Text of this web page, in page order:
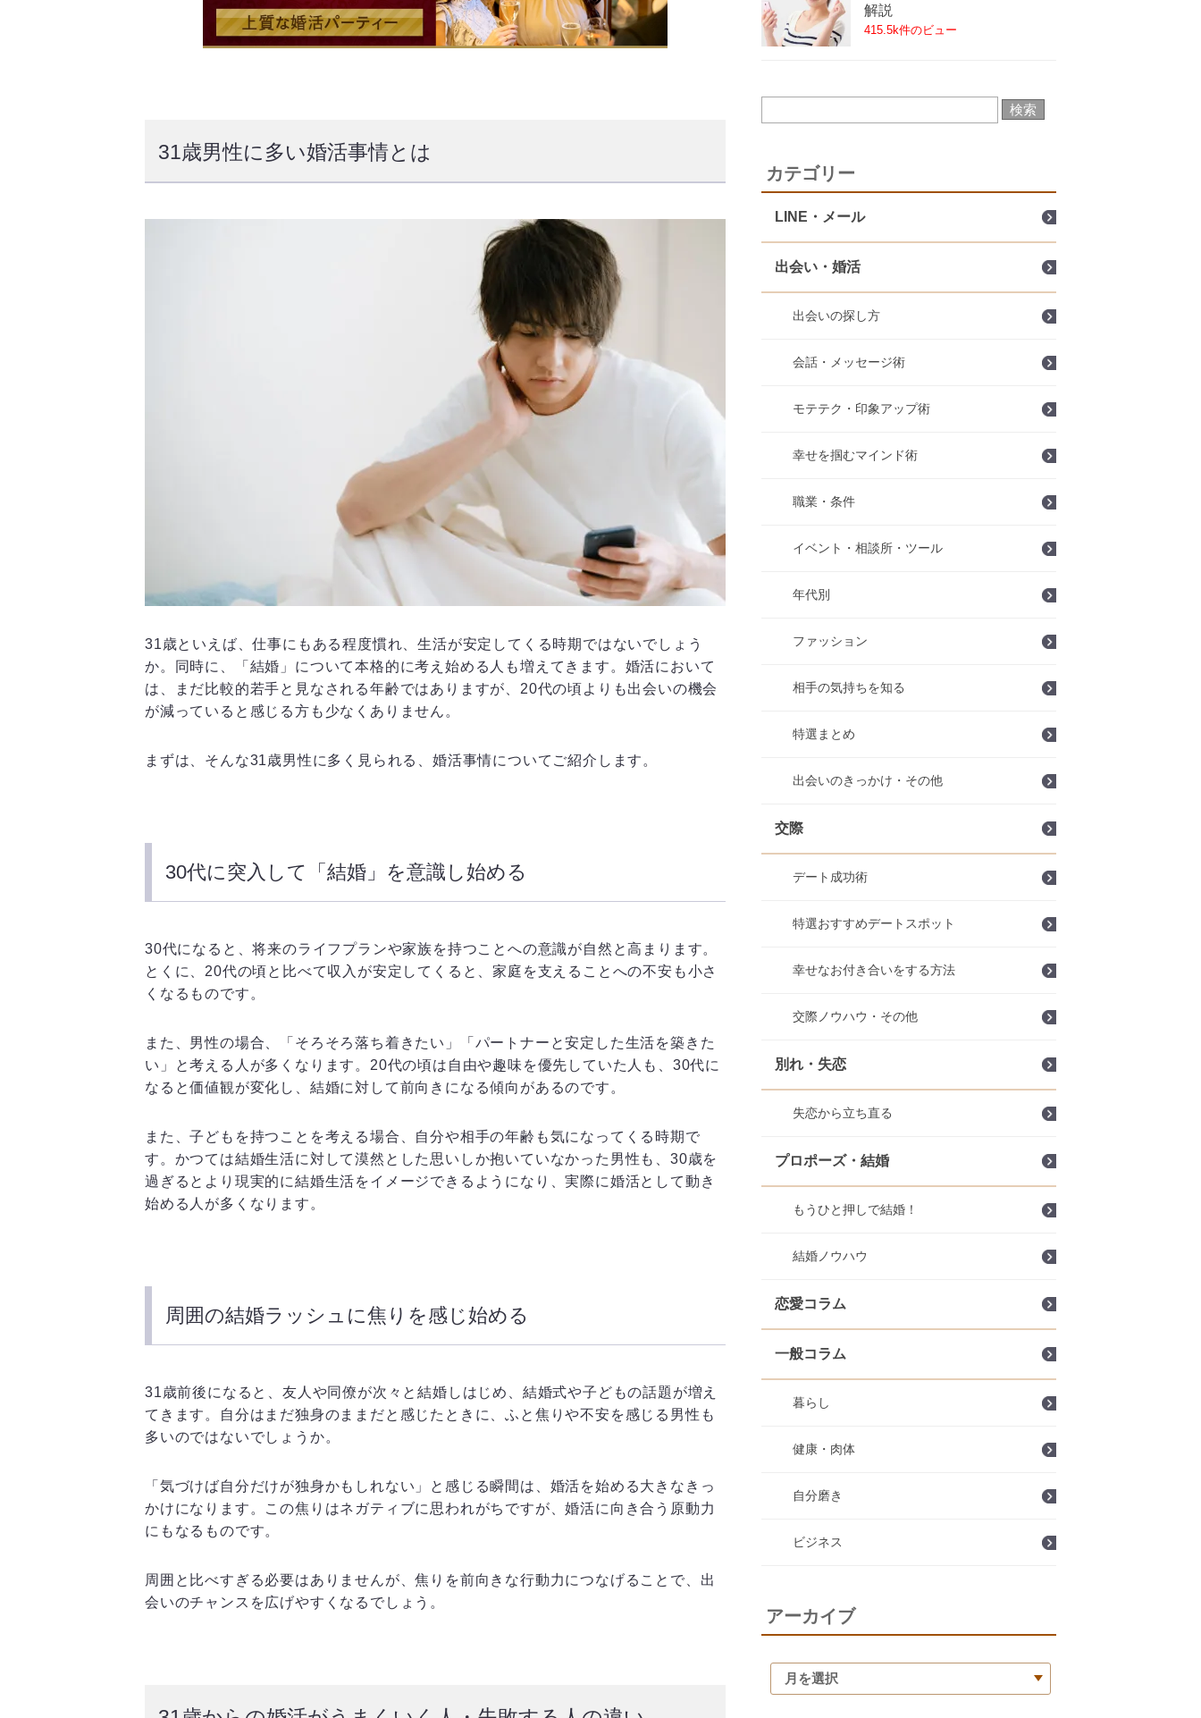
31歳男性に多い婚活事情とは
31歳といえば、仕事にもある程度慣れ、生活が安定してくる時期ではないでしょう
か。同時に、「結婚」について本格的に考え始める人も増えてきます。婚活において
は、まだ比較的若手と見なされる年齢ではありますが、20代の頃よりも出会いの機会
が減っていると感じる方も少なくありません。
まずは、そんな31歳男性に多く見られる、婚活事情についてご紹介します。
30代に突入して「結婚」を意識し始める
30代になると、将来のライフプランや家族を持つことへの意識が自然と高まります。
とくに、20代の頃と比べて収入が安定してくると、家庭を支えることへの不安も小さ
くなるものです。
また、男性の場合、「そろそろ落ち着きたい」「パートナーと安定した生活を築きた
い」と考える人が多くなります。20代の頃は自由や趣味を優先していた人も、30代に
なると価値観が変化し、結婚に対して前向きになる傾向があるのです。
また、子どもを持つことを考える場合、自分や相手の年齢も気になってくる時期で
す。かつては結婚生活に対して漠然とした思いしか抱いていなかった男性も、30歳を
過ぎるとより現実的に結婚生活をイメージできるようになり、実際に婚活として動き
始める人が多くなります。
周囲の結婚ラッシュに焦りを感じ始める
31歳前後になると、友人や同僚が次々と結婚しはじめ、結婚式や子どもの話題が増え
てきます。自分はまだ独身のままだと感じたときに、ふと焦りや不安を感じる男性も
多いのではないでしょうか。
「気づけば自分だけが独身かもしれない」と感じる瞬間は、婚活を始める大きなきっ
かけになります。この焦りはネガティブに思われがちですが、婚活に向き合う原動力
にもなるものです。
周囲と比べすぎる必要はありませんが、焦りを前向きな行動力につなげることで、出
会いのチャンスを広げやすくなるでしょう。
解説
415.5k件のビュー
カテゴリー
LINE・メール
出会い・婚活
出会いの探し方
会話・メッセージ術
モテテク・印象アップ術
幸せを掴むマインド術
職業・条件
イベント・相談所・ツール
年代別
ファッション
相手の気持ちを知る
特選まとめ
出会いのきっかけ・その他
交際
デート成功術
特選おすすめデートスポット
幸せなお付き合いをする方法
交際ノウハウ・その他
別れ・失恋
失恋から立ち直る
プロポーズ・結婚
もうひと押しで結婚！
結婚ノウハウ
恋愛コラム
一般コラム
暮らし
健康・肉体
自分磨き
ビジネス
アーカイブ